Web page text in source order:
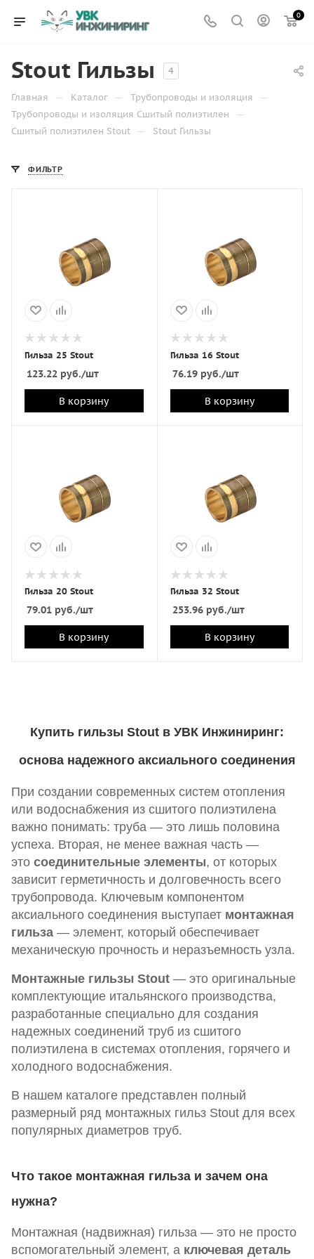
0
Stout Гильзы 4
Главная — Каталог — Трубопроводы и изоляция —
Трубопроводы и изоляция Сшитый полиэтилен —
Сшитый полиэтилен Stout — Stout Гильзы
ФИЛЬТР
Гильза 25 Stout
123.22 руб./шт
В корзину
Гильза 16 Stout
76.19руб./шт
В корзину
Гильза 20 Stout
79.01 руб./шт
В корзину
Гильза 32 Stout
253.96руб./шт
В корзину
Купить гильзы Stout в УВК Инжиниринг:
основа надежного аксиального соединения
При создании современных систем отопления
или водоснабжения из сшитого полиэтилена
важно понимать: труба — это лишь половина
успеха. Вторая, не менее важная часть —
это соединительные элементы, от которых
зависит герметичность и долговечность всего
трубопровода. Ключевым компонентом
аксиального соединения выступает монтажная
гильза — элемент, который обеспечивает
механическую прочность и неразъемность узла.
Монтажные гильзы Stout — это оригинальные
комплектующие итальянского производства,
разработанные специально для создания
надежных соединений труб из сшитого
полиэтилена в системах отопления, горячего и
холодного водоснабжения.
В нашем каталоге представлен полный
размерный ряд монтажных гильз Stout для всех
популярных диаметров труб.
Что такое монтажная гильза и зачем она
нужна?
Монтажная (надвижная) гильза — это не просто
вспомогательный элемент, а ключевая деталь